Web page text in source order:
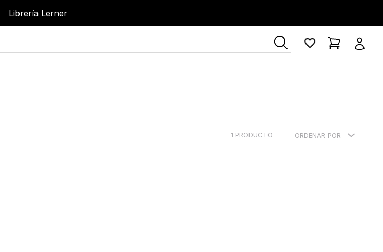
Librería Lerner
1 PRODUCTO ORDENAR POR